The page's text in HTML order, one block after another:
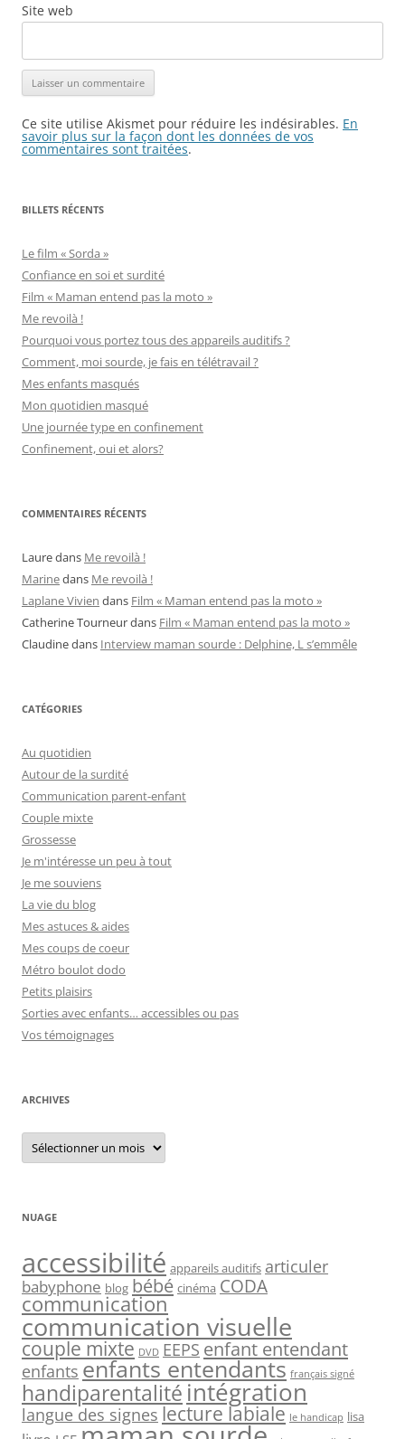
Site web
Ce site utilise Akismet pour réduire les indésirables. En
savoir plus sur la façon dont les données de vos
commentaires sont traitées.
BILLETS RÉCENTS
Le film « Sorda »
Confiance en soi et surdité
Film « Maman entend pas la moto »
Me revoilà !
Pourquoi vous portez tous des appareils auditifs ?
Comment, moi sourde, je fais en télétravail ?
Mes enfants masqués
Mon quotidien masqué
Une journée type en confinement
Confinement, oui et alors?
COMMENTAIRES RÉCENTS
Lauredans Me revoilà !
Marinedans Me revoilà !
Laplane Vivien dans Film « Maman entend pas la moto »
Catherine Tourneurdans Film « Maman entend pas la moto »
Claudinedans Interview maman sourde : Delphine, L s’emmêle
CATÉGORIES
Au quotidien
Autour de la surdité
Communication parent-enfant
Couple mixte
Grossesse
Je m'intéresse un peu à tout
Je me souviens
La vie du blog
Mes astuces & aides
Mes coups de coeur
Métro boulot dodo
Petits plaisirs
Sorties avec enfants… accessibles ou pas
Vos témoignages
ARCHIVES
Archives
NUAGE
accessibilité appareils auditifs articuler
babyphone blog bébé cinéma CODA
communication
communication visuelle
couple mixte DVD EEPS enfant entendant
enfants enfants entendants français signé
handiparentalitéintégration
langue des signes lecture labiale le handicap lisa